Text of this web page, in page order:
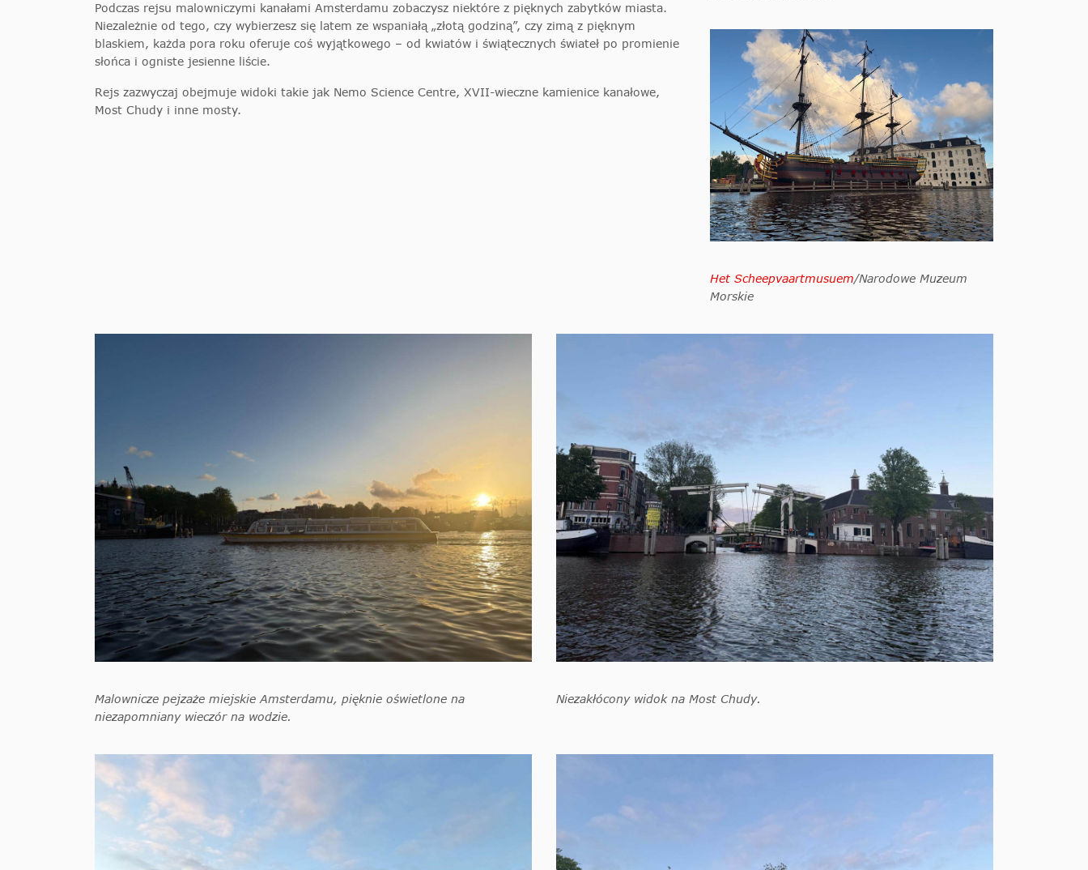
Podczas rejsu malowniczymi kanałami Amsterdamu zobaczysz niektóre z pięknych zabytków miasta.
Niezależnie od tego, czy wybierzesz się latem ze wspaniałą „złotą godziną”, czy zimą z pięknym
blaskiem, każda pora roku oferuje coś wyjątkowego – od kwiatów i świątecznych świateł po promienie
słońca i ogniste jesienne liście.
Rejs zazwyczaj obejmuje widoki takie jak Nemo Science Centre, XVII-wieczne kamienice kanałowe,
Most Chudy i inne mosty.
Het Scheepvaartmusuem/Narodowe Muzeum
Morskie
Malownicze pejzaże miejskie Amsterdamu, pięknie oświetlone na
niezapomniany wieczór na wodzie.
Niezakłócony widok na Most Chudy.